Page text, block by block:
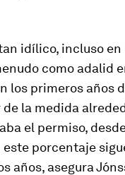
idílico, incluso en
como adalid
los primeros años
la medida
el permiso,
porcentaje
años, asegura